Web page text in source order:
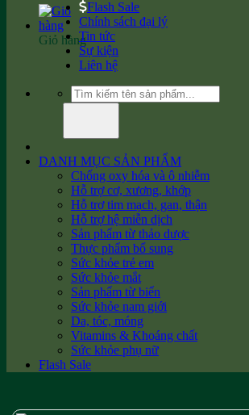
Giỏ hàng
Flash Sale
Chính sách đại lý
Tin tức
Sự kiện
Liên hệ
Tìm
kiếm:
DANH MỤC SẢN PHẨM
Chống oxy hóa và ô nhiễm
Hỗ trợ cơ, xương, khớp
Hỗ trợ tim mạch, gan, thận
Hỗ trợ hệ miễn dịch
Sản phẩm từ thảo dược
Thực phẩm bổ sung
Sức khỏe trẻ em
Sức khỏe mắt
Sản phẩm từ biển
Sức khỏe nam giới
Da, tóc, móng
Vitamins & Khoáng chất
Sức khỏe phụ nữ
Flash Sale